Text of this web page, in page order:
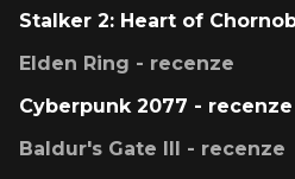
Stalker 2: Heart of
Elden Ring - recenze
Cyberpunk 2077 - recenze
Baldur's Gate III - recenze